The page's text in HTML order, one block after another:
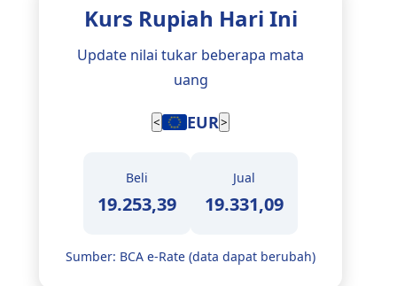
Kurs Rupiah Hari Ini
Update nilai tukar beberapa mata
uang
< EUR>
Beli
19.253,39
Jual
19.331,09
Sumber: BCA e-Rate (data dapat berubah)